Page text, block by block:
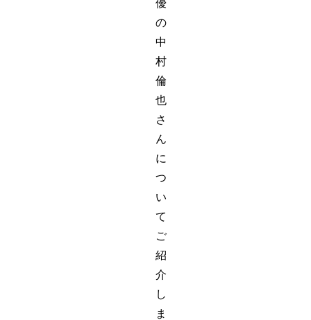
優
の
中
村
倫
也
さ
ん
に
つ
い
て
ご
紹
介
し
ま